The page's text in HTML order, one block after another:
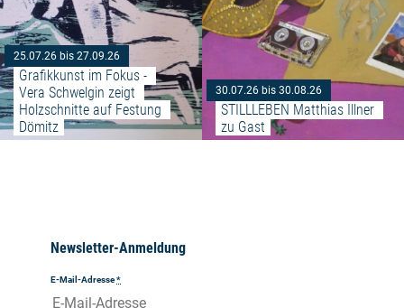
25.07.26 bis 27.09.26
Grafikkunst im Fokus -
Vera Schwelgin zeigt
Holzschnitte auf Festung
Dömitz
30.07.26 bis 30.08.26
STILLLEBEN Matthias Illner
zu Gast
Newsletter-Anmeldung
E-Mail-Adresse*